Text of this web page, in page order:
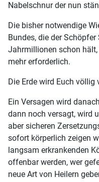
Nabelschnur der nun
Die bisher notwendige
Bundes, die der
Jahrmillionen schon
mehr erforderlich.
Die Erde wird Euch völlig
Ein Versagen wird
dann noch versagt, wird
aber sicheren
sofort körperlich zeigen
langsam erkrankenden
offenbar werden, wer
neue Art von Heilern